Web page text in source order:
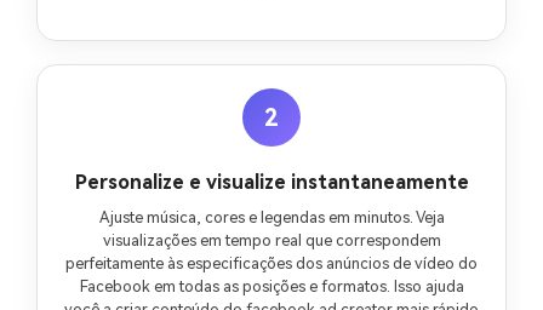
2
Personalize e visualize instantaneamente
Ajuste música, cores e legendas em minutos. Veja
visualizações em tempo real que correspondem
perfeitamente às especificações dos anúncios de vídeo do
Facebook em todas as posições e formatos. Isso ajuda